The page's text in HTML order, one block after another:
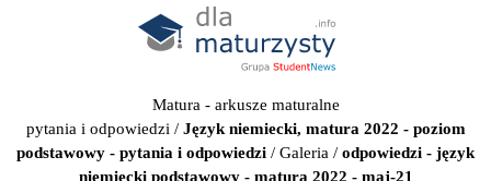
Matura - arkusze maturalne
pytania i odpowiedzi / Język niemiecki, matura 2022 - poziom
podstawowy - pytania i odpowiedzi / Galeria / odpowiedzi - język
niemiecki podstawowy - matura 2022 - maj-21